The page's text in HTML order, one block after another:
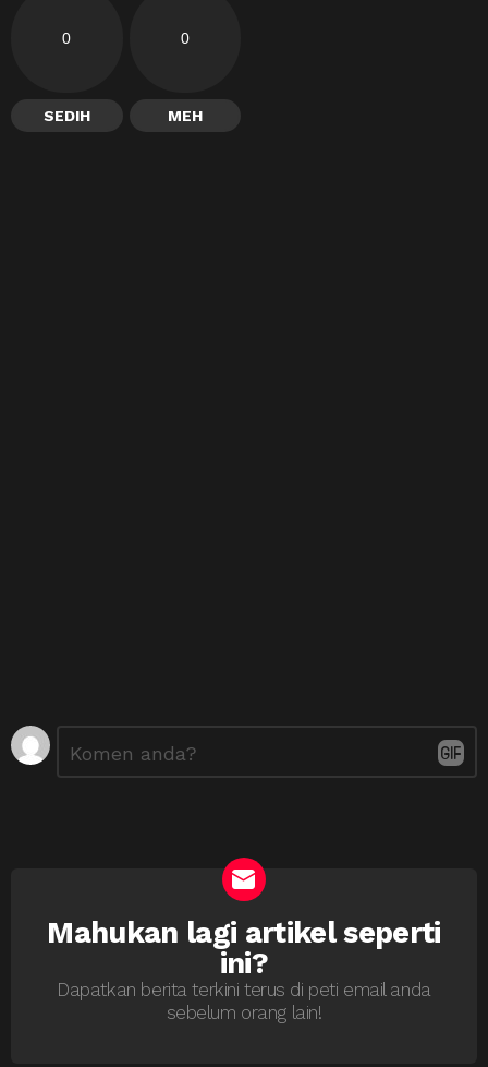
0
SEDIH
0
MEH
Tinggalkan
Balasan
NEWSLETTER
Mahukan lagi artikel seperti
ini?
Dapatkan berita terkini terus di peti email anda
sebelum orang lain!